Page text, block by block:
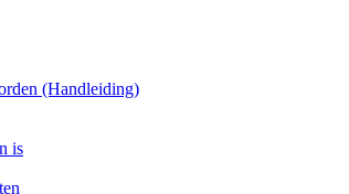
(Handleiding)
is